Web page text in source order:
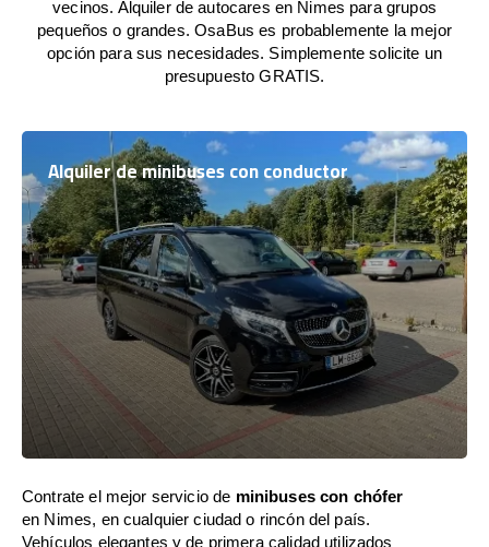
vecinos. Alquiler de autocares en Nimes para grupos
pequeños o grandes. OsaBus es probablemente la mejor
opción para sus necesidades. Simplemente solicite un
presupuesto GRATIS.
Alquiler de minibuses con conductor
Contrate el mejor servicio de minibuses con chófer
en Nimes, en cualquier ciudad o rincón del país.
Vehículos elegantes y de primera calidad utilizados